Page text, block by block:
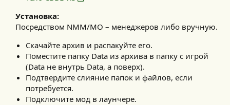
Установка:
Посредством NMM/MO – менеджеров либо вручную.
Скачайте архив и распакуйте его.
Поместите папку Data из архива в папку с игрой
(Data не внутрь Data, а поверх).
Подтвердите слияние папок и файлов, если
потребуется.
Подключите мод в лаунчере.